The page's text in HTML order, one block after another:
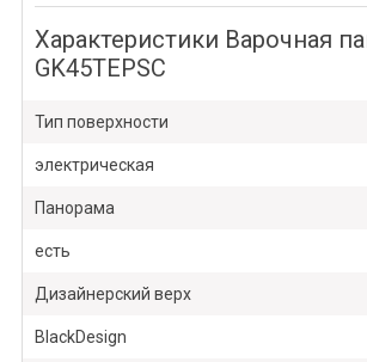
Характеристики Варочная
GK45TEPSC
Тип поверхности
электрическая
Панорама
есть
Дизайнерский верх
BlackDesign